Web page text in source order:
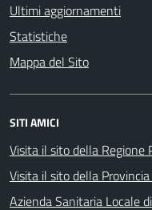
Ultimi aggiornamenti
Statistiche
Mappa del Sito
SITI AMICI
Visita il sito della Regione
Visita il sito della
Azienda Sanitaria Locale